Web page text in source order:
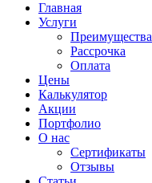
Главная
Услуги
Преимущества
Рассрочка
Оплата
Цены
Калькулятор
Акции
Портфолио
О нас
Сертификаты
Отзывы